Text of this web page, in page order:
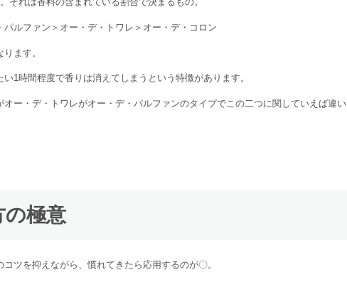
ルファン＞オー・デ・トワレ＞オー・デ・コロン
ます。
1時間程度で香りは消えてしまうという特徴があります。
ー・デ・トワレがオー・デ・パルファンのタイプでこの二つに関していえば違い
の極意
ツを抑えながら、慣れてきたら応用するのが〇。